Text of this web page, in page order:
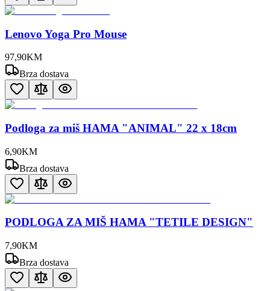
Lenovo Yoga Pro Mouse
97,90KM
Brza dostava
Podloga za miš HAMA "ANIMAL" 22 x 18cm
6,90KM
Brza dostava
PODLOGA ZA MIŠ HAMA "TETILE DESIGN"
7,90KM
Brza dostava